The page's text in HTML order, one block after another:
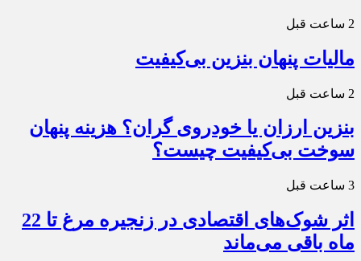
2 ساعت قبل
مالیات پنهان بنزین بی‌کیفیت
2 ساعت قبل
بنزین ارزان یا خودروی گران؟ هزینه پنهان
سوخت بی‌کیفیت چیست؟
3 ساعت قبل
اثر شوک‌های اقتصادی در زنجیره مرغ تا 22
ماه باقی می‌ماند